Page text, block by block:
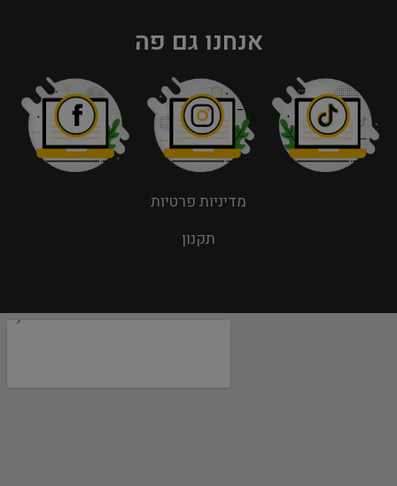
אנחנו גם פה
מדיניות פרטיות
תקנון